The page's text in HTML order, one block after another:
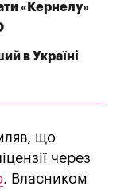
«Кернелу»
в Україні
що
через
. Власником